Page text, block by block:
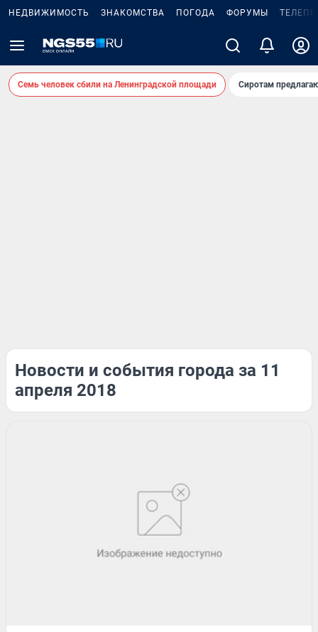
НЕДВИЖИМОСТЬ ЗНАКОМСТВА ПОГОДА ФОРУМЫ
Семь человек сбили на Ленинградской площади Сиротам
Новости и события города за 11
апреля 2018